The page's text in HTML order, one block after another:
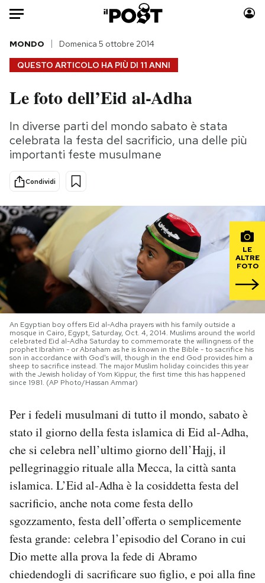
Auto
HOME
Italia
Politica
Tecnologia
Scienza
Economia
Sport
Moda
Consumismi
Altrecose
Mondiali calcio 2026
PODCAST
NEWSLETTER
I MIEI PREFERITI
CALENDARIO
AREA PERSONALE
Area Personale
Newsletter
Notifiche mobile
Regala il Post
Hai bisogno di aiuto?
QUESTO ARTICOLO HA PIÙ DI 11 ANNI
MONDO Domenica 5 ottobre 2014
Le foto dell’Eid al-Adha
In diverse parti del mondo sabato è stata
celebrata la festa del sacrificio, una delle più
importanti feste musulmane
Condividi
LE
ALTRE
FOTO
An Egyptian boy offers Eid al-Adha prayers with his family outside a
mosque in Cairo, Egypt, Saturday, Oct. 4, 2014. Muslims around the world
celebrated Eid al-Adha Saturday to commemorate the willingness of the
prophet Ibrahim - or Abraham as he is known in the Bible - to sacrifice his
son in accordance with God's will, though in the end God provides him a
sheep to sacrifice instead. The major Muslim holiday coincides this year
with the Jewish holiday of Yom Kippur, the first time this has happened
since 1981. (AP Photo/Hassan Ammar)
Per i fedeli musulmani di tutto il mondo, sabato è
stato il giorno della festa islamica di Eid al-Adha,
che si celebra nell’ultimo giorno dell’Hajj, il
pellegrinaggio rituale alla Mecca, la città santa
islamica. L’Eid al-Adha è la cosiddetta festa del
sacrificio, anche nota come festa dello
sgozzamento, festa dell’offerta o semplicemente
festa grande: celebra l’episodio del Corano in cui
Dio mette alla prova la fede di Abramo
chiedendogli di sacrificare suo figlio, e poi alla fine